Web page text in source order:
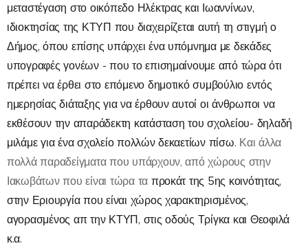
μεταστέγαση στο οικόπεδο Ηλέκτρας και Ιωαννίνων,
ιδιοκτησίας της ΚΤΥΠ που διαχειρίζεται αυτή τη στιγμή ο
Δήμος, όπου επίσης υπάρχει ένα υπόμνημα με δεκάδες
υπογραφές γονέων - που το επισημαίνουμε από τώρα ότι
πρέπει να έρθει στο επόμενο δημοτικό συμβούλιο εντός
ημερησίας διάταξης για να έρθουν αυτοί οι άνθρωποι να
εκθέσουν την απαράδεκτη κατάσταση του σχολείου- δηλαδή
μιλάμε για ένα σχολείο πολλών δεκαετίων πίσω. Και άλλα
πολλά παραδείγματα που υπάρχουν, από χώρους στην
Ιακωβάτων που είναι τώρα τα προκάττης 5ης κοινότητας,
στην Εριουργία που είναι χώρος χαρακτηρισμένος,
αγορασμένος απ την ΚΤΥΠ, στις οδούς Τρίγκα και Θεοφιλά
κ.α.